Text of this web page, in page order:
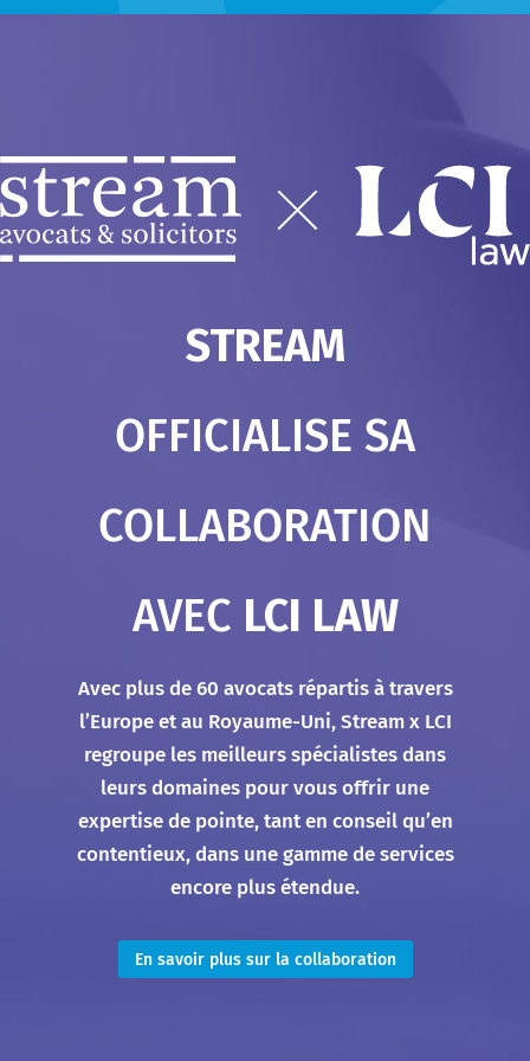
STREAM
OFFICIALISE SA
COLLABORATION
AVEC LCI LAW
Avec plus de 60 avocats répartis à travers
l’Europe et au Royaume-Uni, Stream x LCI
regroupe les meilleurs spécialistes dans
leurs domaines pour vous offrir une
expertise de pointe, tant en conseil qu’en
contentieux, dans une gamme de services
encore plus étendue.
En savoir plus sur la collaboration